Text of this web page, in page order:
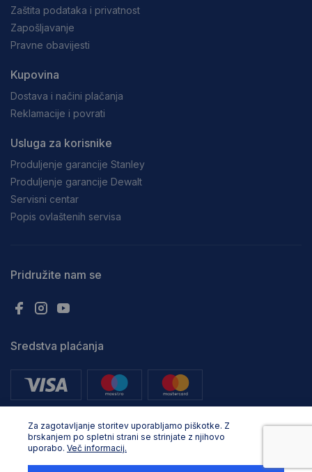
Za zagotavljanje storitev uporabljamo piškotke. Z
brskanjem po spletni strani se strinjate z njihovo
uporabo. Več informacij.
Zaštita podataka i privatnost
Zapošljavanje
Pravne obavijesti
Kupovina
Dostava i načini plačanja
Reklamacije i povrati
Usluga za korisnike
Produljenje garancije Stanley
Produljenje garancije Dewalt
Servisni centar
Popis ovlaštenih servisa
Pridružite nam se
Sredstva plaćanja
Sva prava pridržana. © Adria Profix d.o.o. 2025, Oblikovanje in razvoj:
Business Solutions